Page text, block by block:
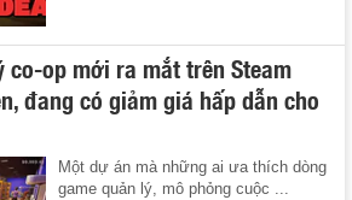
co-op mới ra mắt trên Steam
đang có giảm giá hấp dẫn cho
Một dự án mà những ai ưa thích dòng
game quản lý, mô phỏng cuộc ...